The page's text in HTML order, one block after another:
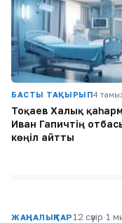
БАСТЫ ТАҚЫРЫП4
Тоқаев Халық
Иван Гапичтің
көңіл айтты
ЖАҢАЛЫҚТАР 12 сәуір·1